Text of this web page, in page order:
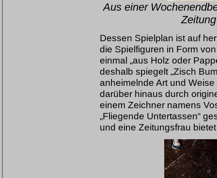
Aus einer
Dessen Spielplan ist auf
die Spielfiguren in Form
einmal „aus Holz oder
deshalb spiegelt „Zisch
anheimelnde Art und
darüber hinaus durch
einem Zeichner namens
„Fliegende Untertassen“
und eine Zeitungsfrau